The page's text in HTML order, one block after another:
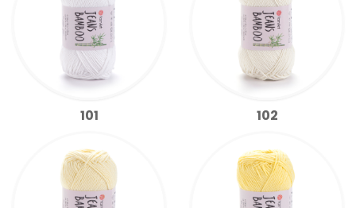
101 102